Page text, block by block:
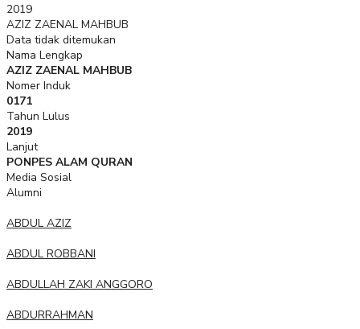
2019
AZIZ ZAENAL MAHBUB
Data tidak ditemukan
Nama Lengkap
AZIZ ZAENAL MAHBUB
Nomer Induk
0171
Tahun Lulus
2019
Lanjut
PONPES ALAM QURAN
Media Sosial
Alumni
ABDUL AZIZ
ABDUL ROBBANI
ABDULLAH ZAKI ANGGORO
ABDURRAHMAN